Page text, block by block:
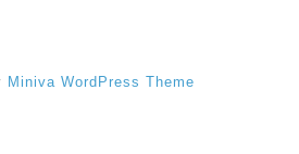
Miniva WordPress Theme